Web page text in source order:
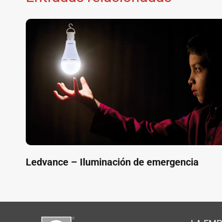
Ledvance – Iluminación de emergencia